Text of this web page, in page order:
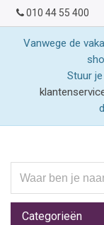
010 44 55 400
Vanwege de
Stuur
ben
je
naarCategorieën